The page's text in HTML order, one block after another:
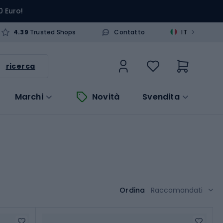
Euro!
4.39 Trusted Shops Contatto IT >
ricerca
Marchi Novità Svendita
Ordina Raccomandati